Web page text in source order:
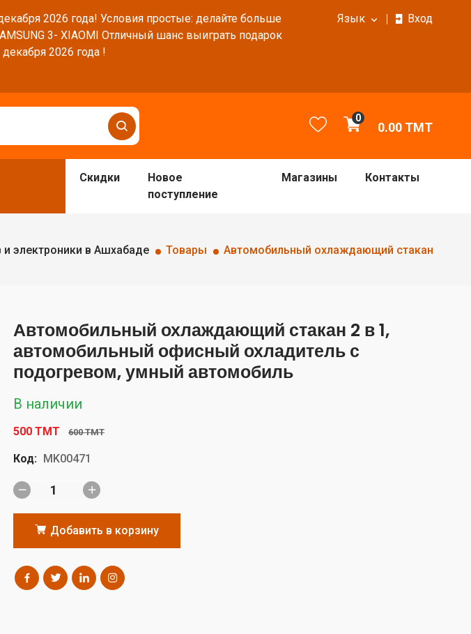
2026 года! Условия простые: делайте больше
3- XIAOMI Отличный шанс выиграть подарок
2026 года !
Язык Вход
0
0.00 TMT
Скидки
Новое
поступление
Магазины Контакты
электроники в Ашхабаде Товары Автомобильный охлаждающий стакан
Автомобильный охлаждающий стакан 2 в 1,
автомобильный офисный охладитель с
подогревом, умный автомобиль
В наличии
500 TMT 600 TMT
Код: MK00471
Добавить в корзину